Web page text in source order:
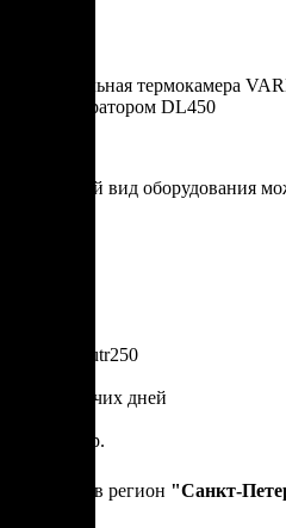
Универсальная термокамера
дымогенератором DL450
* итоговый вид оборудования
Артикул: utr250
от 50 рабочих дней
4 300 000 р.
Привезем в регион "Санкт-